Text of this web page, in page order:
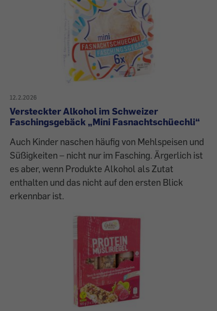
12.2.2026
Versteckter Alkohol im Schweizer
Faschingsgebäck „Mini Fasnachtschüechli“
Auch Kinder naschen häufig von Mehlspeisen und
Süßigkeiten – nicht nur im Fasching. Ärgerlich ist
es aber, wenn Produkte Alkohol als Zutat
enthalten und das nicht auf den ersten Blick
erkennbar ist.